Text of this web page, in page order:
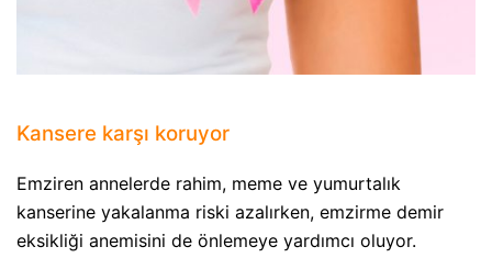
Kansere karşı koruyor
Emziren annelerde rahim, meme ve yumurtalık
kanserine yakalanma riski azalırken, emzirme demir
eksikliği anemisini de önlemeye yardımcı oluyor.